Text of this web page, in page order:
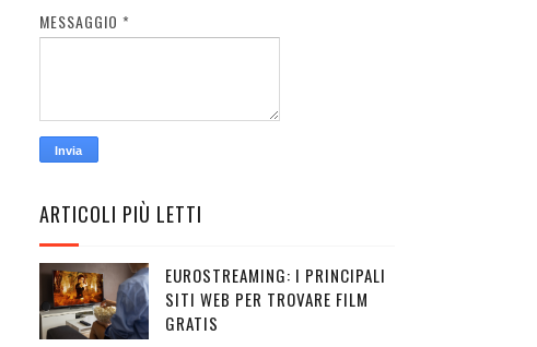
MESSAGGIO *
ARTICOLI PIÙ LETTI
EUROSTREAMING: I PRINCIPALI
SITI WEB PER TROVARE FILM
GRATIS